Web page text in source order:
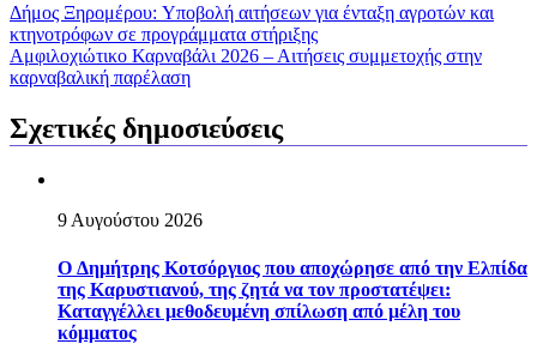
Δήμος Ξηρομέρου: Yποβολή αιτήσεων για ένταξη αγροτών και
κτηνοτρόφων σε προγράμματα στήριξης
Αμφιλοχιώτικο Καρναβάλι 2026 – Αιτήσεις συμμετοχής στην
καρναβαλική παρέλαση
Σχετικές δημοσιεύσεις
9 Αυγούστου 2026
O Δημήτρης Κοτσόργιος που αποχώρησε από την Ελπίδα
της Καρυστιανού, της ζητά να τον προστατέψει:
Καταγγέλλει μεθοδευμένη σπίλωση από μέλη του
κόμματος